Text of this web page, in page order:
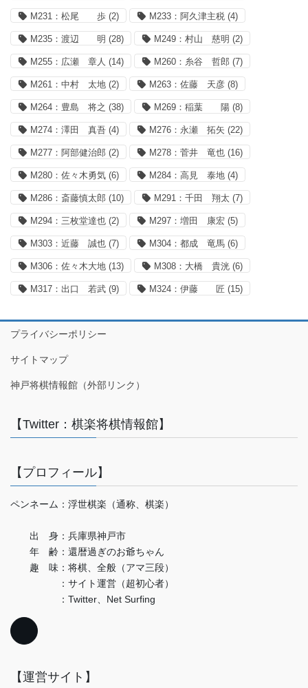
M231：松尾 歩 (2) M233：阿久津主税 (4)
M235：渡辺 明 (28) M249：村山 慈明 (2)
M255：広瀬 章人 (14) M260：糸谷 哲郎 (7)
M261：中村 太地 (2) M263：佐藤 天彦 (8)
M264：豊島 将之 (38) M269：稲葉 陽 (8)
M274：澤田 真吾 (4) M276：永瀬 拓矢 (22)
M277：阿部健治郎 (2) M278：菅井 竜也 (16)
M280：佐々木勇気 (6) M284：高見 泰地 (4)
M286：斎藤慎太郎 (10) M291：千田 翔太 (7)
M294：三枚堂達也 (2) M297：増田 康宏 (5)
M303：近藤 誠也 (7) M304：都成 竜馬 (6)
M306：佐々木大地 (13) M308：大橋 貴洸 (6)
M317：出口 若武 (9) M324：伊藤 匠 (15)
プライバシーポリシー
サイトマップ
神戸将棋情報館（外部リンク）
【Twitter：棋楽将棋情報館】
【プロフィール】
ペンネーム：浮世棋楽（通称、棋楽）
出 身：兵庫県神戸市
年 齢：還暦過ぎのお爺ちゃん
趣 味：将棋、全般（アマ三段）
：サイト運営（超初心者）
：Twitter、Net Surfing
【運営サイト】